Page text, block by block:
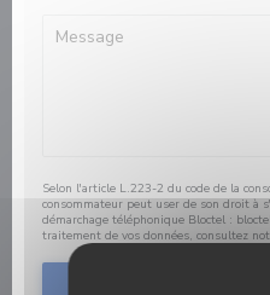
Selon l'article L.223-2 du code de la
consommateur peut user de son droit à
démarchage téléphonique Bloctel :
traitement de vos données, consultez